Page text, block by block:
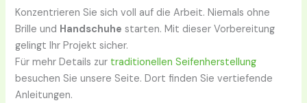
Konzentrieren Sie sich voll auf die Arbeit. Niemals ohne
Brille und Handschuhe starten. Mit dieser Vorbereitung
gelingt Ihr Projekt sicher.
Für mehr Details zur traditionellen Seifenherstellung
besuchen Sie unsere Seite. Dort finden Sie vertiefende
Anleitungen.